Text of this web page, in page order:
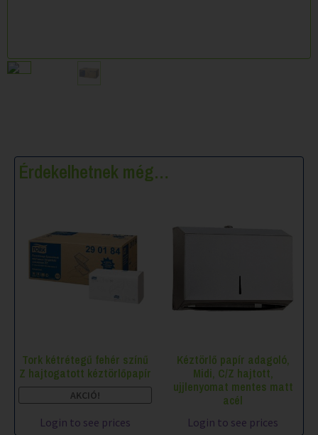
Érdekelhetnek még…
Tork kétrétegű fehér színű
Z hajtogatott kéztörlőpapír
AKCIÓ!
Login to see prices
Kéztörlő papír adagoló,
Midi, C/Z hajtott,
ujjlenyomat mentes matt
acél
Login to see prices